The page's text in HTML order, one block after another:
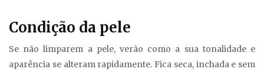
Condição da pele
Se não limparem a pele, verão como a sua tonalidade e
aparência se alteram rapidamente. Fica seca, inchada e sem